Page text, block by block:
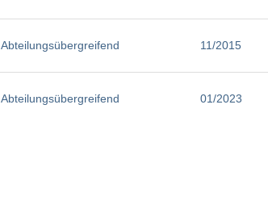
Abteilungsübergreifend 11/2015
Abteilungsübergreifend 01/2023